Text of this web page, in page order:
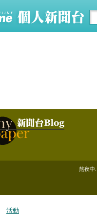
熬夜中
活動